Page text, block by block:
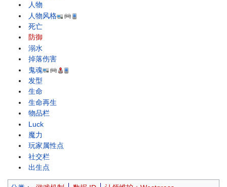
人物
人物风格
死亡
防御
溺水
掉落伤害
鬼魂
发型
生命
生命再生
物品栏
Luck
魔力
玩家属性点
社交栏
出生点